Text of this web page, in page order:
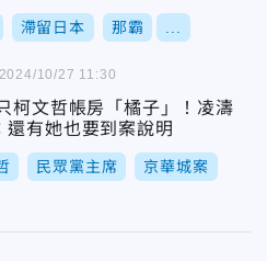
滯留日本 那霸
柯文哲帳房「橘子」！凌濤
還有她也要到案說明
民眾黨主席 京華城案
2024/10/27 11:30